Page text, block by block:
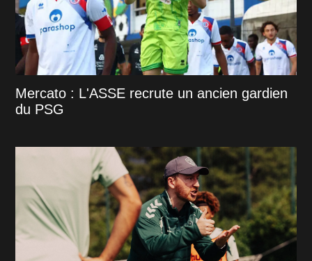
Mercato : L'ASSE recrute un ancien gardien
du PSG